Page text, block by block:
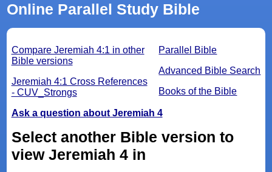
Online Parallel Study Bible
Parallel Bible
Advanced Bible Search
Books of the Bible
Compare Jeremiah 4:1 in other
Bible versions
Jeremiah 4:1 Cross References
- CUV_Strongs
Ask a question about Jeremiah 4
Select another Bible version to
view Jeremiah 4 in